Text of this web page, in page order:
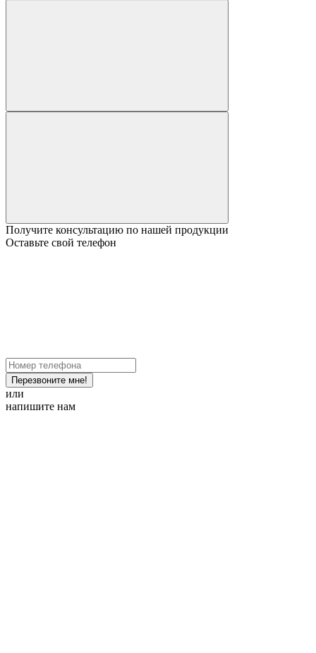
Получите консультацию по нашей продукции
Оставьте свой телефон
Перезвоните мне!
или
напишите нам